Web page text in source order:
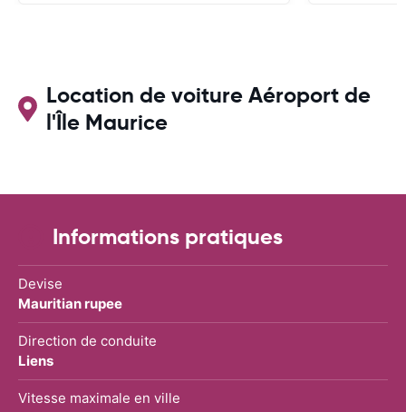
Location de voiture Aéroport de
l'Île Maurice
Informations pratiques
Devise
Mauritian rupee
Direction de conduite
Liens
Vitesse maximale en ville